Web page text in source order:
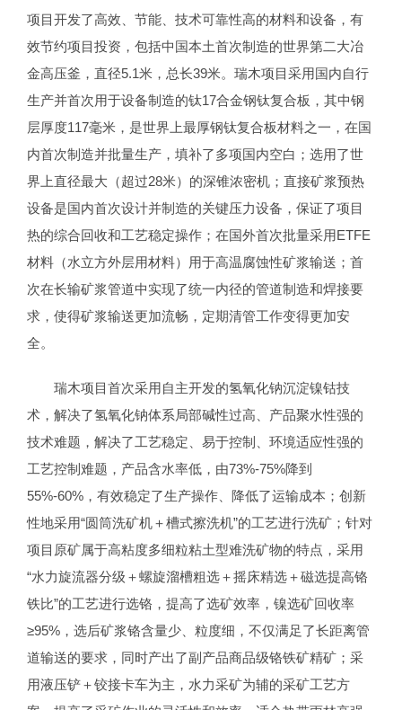
项目开发了高效、节能、技术可靠性高的材料和设备，有
效节约项目投资，包括中国本土首次制造的世界第二大冶
金高压釜，直径5.1米，总长39米。瑞木项目采用国内自行
生产并首次用于设备制造的钛17合金钢钛复合板，其中钢
层厚度117毫米，是世界上最厚钢钛复合板材料之一，在国
内首次制造并批量生产，填补了多项国内空白；选用了世
界上直径最大（超过28米）的深锥浓密机；直接矿浆预热
设备是国内首次设计并制造的关键压力设备，保证了项目
热的综合回收和工艺稳定操作；在国外首次批量采用ETFE
材料（水立方外层用材料）用于高温腐蚀性矿浆输送；首
次在长输矿浆管道中实现了统一内径的管道制造和焊接要
求，使得矿浆输送更加流畅，定期清管工作变得更加安
全。
瑞木项目首次采用自主开发的氢氧化钠沉淀镍钴技
术，解决了氢氧化钠体系局部碱性过高、产品聚水性强的
技术难题，解决了工艺稳定、易于控制、环境适应性强的
工艺控制难题，产品含水率低，由73%-75%降到
55%-60%，有效稳定了生产操作、降低了运输成本；创新
性地采用“圆筒洗矿机＋槽式擦洗机”的工艺进行洗矿；针对
项目原矿属于高粘度多细粒粘土型难洗矿物的特点，采用
“水力旋流器分级＋螺旋溜槽粗选＋摇床精选＋磁选提高铬
铁比”的工艺进行选铬，提高了选矿效率，镍选矿回收率
≥95%，选后矿浆铬含量少、粒度细，不仅满足了长距离管
道输送的要求，同时产出了副产品商品级铬铁矿精矿；采
用液压铲＋铰接卡车为主，水力采矿为辅的采矿工艺方